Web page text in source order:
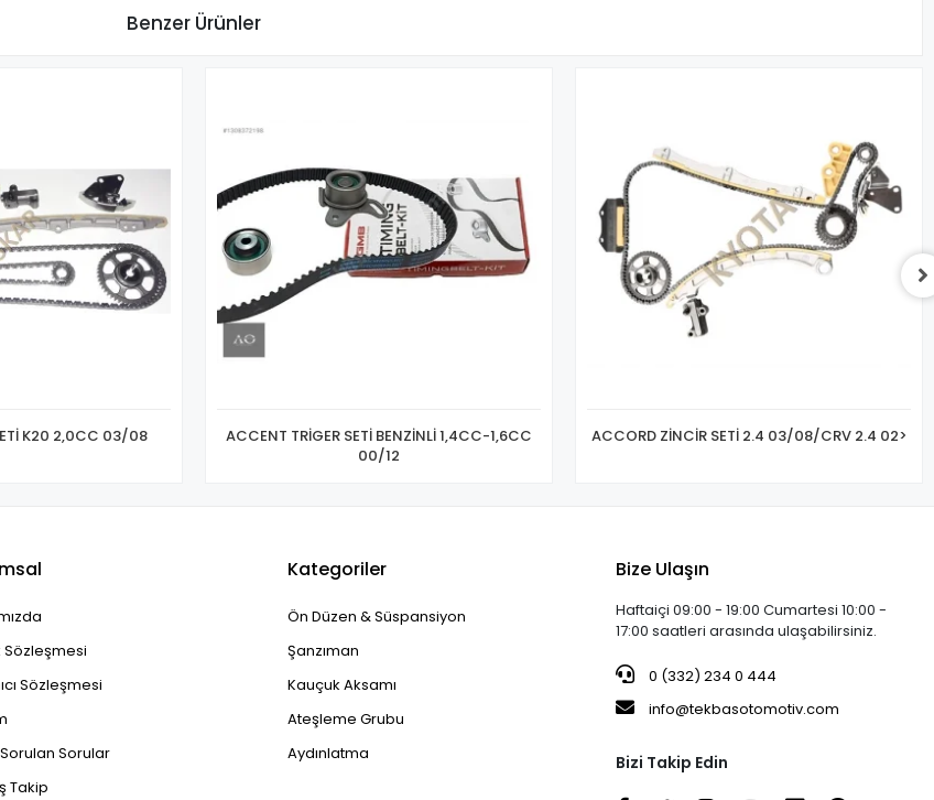
Benzer Ürünler
K20 2,0CC 03/08
ACCENT TRİGER SETİ BENZİNLİ 1,4CC-1,6CC
00/12
ACCORD ZİNCİR SETİ 2.4 03/08/CRV 2.4 02>
Sözleşmesi
Sözleşmesi
Sorulan Sorular
Takip
Kategoriler
Ön Düzen & Süspansiyon
Şanzıman
Kauçuk Aksamı
Ateşleme Grubu
Aydınlatma
Bize Ulaşın
Haftaiçi 09:00 - 19:00 Cumartesi 10:00 -
17:00 saatleri arasında ulaşabilirsiniz.
0 (332) 234 0 444
info@tekbasotomotiv.com
Bizi Takip Edin